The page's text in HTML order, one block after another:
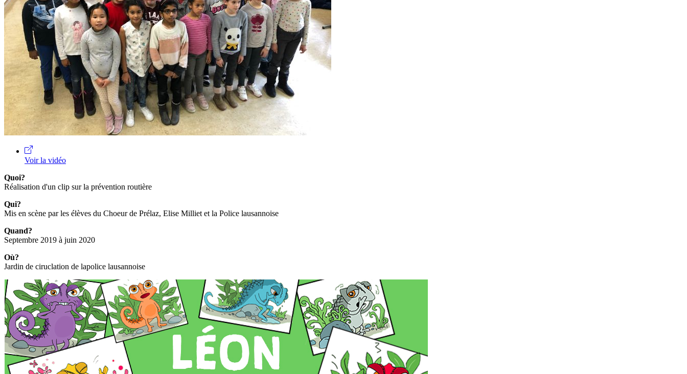
Voir la vidéo
Quoi?
Réalisation d'un clip sur la prévention routière
Qui?
Mis en scène par les élèves du Choeur de Prélaz, Elise Milliet et la Police lausannoise
Quand?
Septembre 2019 à juin 2020
Où?
Jardin de ciruclation de lapolice lausannoise